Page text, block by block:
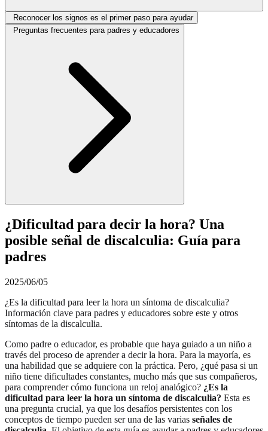
Reconocer los signos es el primer paso para ayudar
Preguntas frecuentes para padres y educadores
¿Dificultad para decir la hora? Una
posible señal de discalculia: Guía para
padres
2025/06/05
¿Es la dificultad para leer la hora un síntoma de discalculia?
Información clave para padres y educadores sobre este y otros
síntomas de la discalculia.
Como padre o educador, es probable que haya guiado a un niño a
través del proceso de aprender a decir la hora. Para la mayoría, es
una habilidad que se adquiere con la práctica. Pero, ¿qué pasa si un
niño tiene dificultades constantes, mucho más que sus compañeros,
para comprender cómo funciona un reloj analógico? ¿Es la
dificultad para leer la hora un síntoma de discalculia? Esta es
una pregunta crucial, ya que los desafíos persistentes con los
conceptos de tiempo pueden ser una de las varias señales de